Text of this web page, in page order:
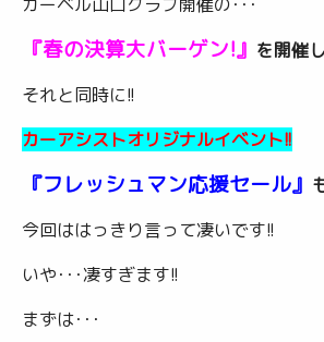
『春の決算大バーゲン!』 を開催
それと同時に!!
カーアシストオリジナルイベント!!
『フレッシュマン応援セール』
今回ははっきり言って凄いです!!
いや･･･凄すぎます!!
まずは･･･